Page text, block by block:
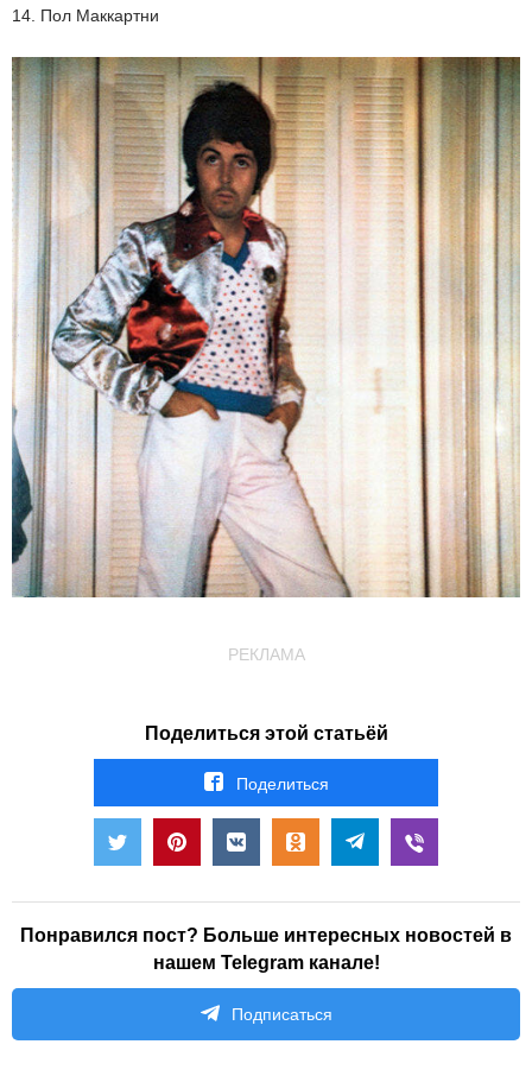
14. Пол Маккартни
РЕКЛАМА
Поделиться этой статьёй
Поделиться
Понравился пост? Больше интересных новостей в
нашем Telegram канале!
Подписаться